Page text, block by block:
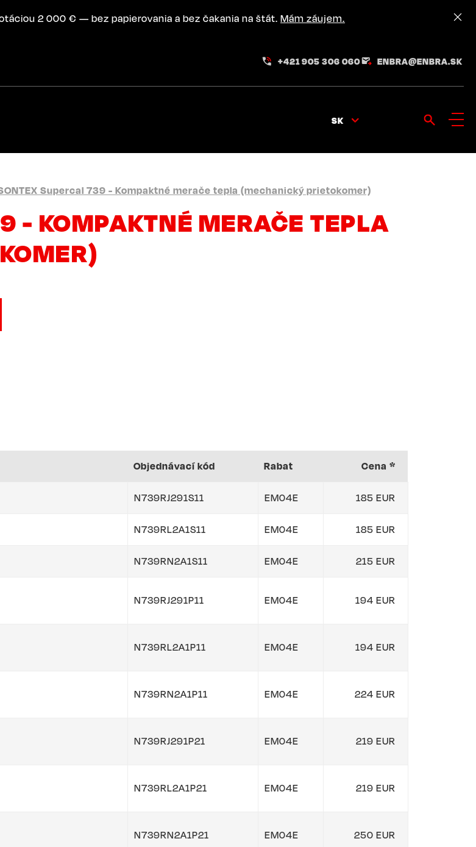
2 000 € — bez papierovania a bez čakania na štát. Mám záujem.
+421 905 306 060 ENBRA@ENBRA.SK
SK
Supercal 739 - Kompaktné merače tepla (mechanický prietokomer)
- KOMPAKTNÉ MERAČE TEPLA
Objednávací kód Rabat Cena *
N739RJ291S11 EM04E 185 EUR
N739RL2A1S11 EM04E 185 EUR
N739RN2A1S11 EM04E 215 EUR
N739RJ291P11 EM04E 194 EUR
N739RL2A1P11 EM04E 194 EUR
N739RN2A1P11 EM04E 224 EUR
N739RJ291P21 EM04E 219 EUR
N739RL2A1P21 EM04E 219 EUR
N739RN2A1P21 EM04E 250 EUR